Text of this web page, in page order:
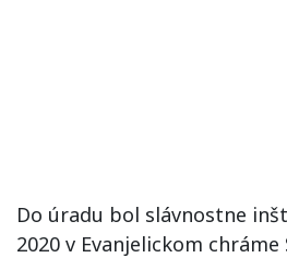
Do úradu bol slávnostne
2020 v Evanjelickom